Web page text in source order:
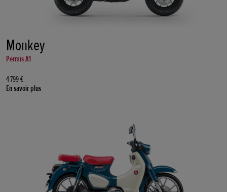
Monkey
Permis A1
4 799 €
En savoir plus